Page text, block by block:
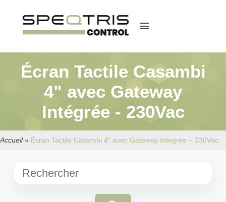
menu
Écran Tactile Casambi
4" avec Gateway
Intégrée - 230Vac
Accueil» Écran Tactile Casambi 4″ avec Gateway Intégrée – 230Vac